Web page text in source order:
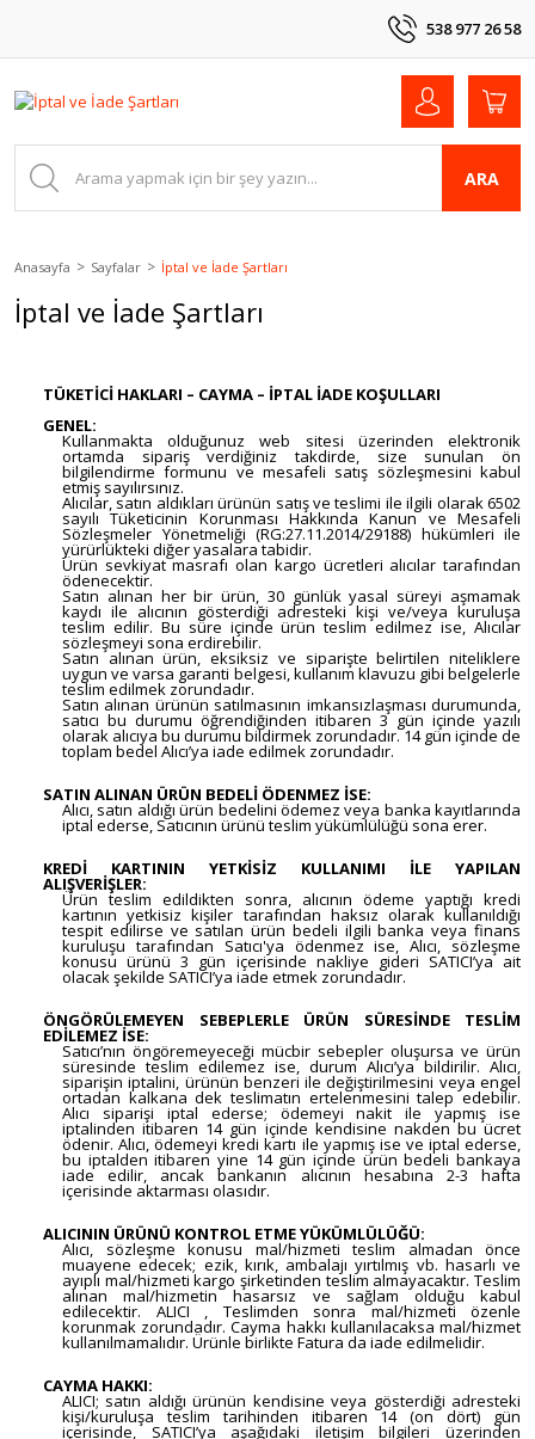
538 977 26 58
ARA
Anasayfa Sayfalar İptal ve İade Şartları
İptal ve İade Şartları
TÜKETİCİ HAKLARI – CAYMA – İPTAL İADE KOŞULLARI
GENEL:
Kullanmakta olduğunuz web sitesi üzerinden elektronik
ortamda sipariş verdiğiniz takdirde, size sunulan ön
bilgilendirme formunu ve mesafeli satış sözleşmesini kabul
etmiş sayılırsınız.
Alıcılar, satın aldıkları ürünün satış ve teslimi ile ilgili olarak 6502
sayılı Tüketicinin Korunması Hakkında Kanun ve Mesafeli
Sözleşmeler Yönetmeliği (RG:27.11.2014/29188) hükümleri ile
yürürlükteki diğer yasalara tabidir.
Ürün sevkiyat masrafı olan kargo ücretleri alıcılar tarafından
ödenecektir.
Satın alınan her bir ürün, 30 günlük yasal süreyi aşmamak
kaydı ile alıcının gösterdiği adresteki kişi ve/veya kuruluşa
teslim edilir. Bu süre içinde ürün teslim edilmez ise, Alıcılar
sözleşmeyi sona erdirebilir.
Satın alınan ürün, eksiksiz ve siparişte belirtilen niteliklere
uygun ve varsa garanti belgesi, kullanım klavuzu gibi belgelerle
teslim edilmek zorundadır.
Satın alınan ürünün satılmasının imkansızlaşması durumunda,
satıcı bu durumu öğrendiğinden itibaren 3 gün içinde yazılı
olarak alıcıya bu durumu bildirmek zorundadır. 14 gün içinde de
toplam bedel Alıcı’ya iade edilmek zorundadır.
SATIN ALINAN ÜRÜN BEDELİ ÖDENMEZ İSE:
Alıcı, satın aldığı ürün bedelini ödemez veya banka kayıtlarında
iptal ederse, Satıcının ürünü teslim yükümlülüğü sona erer.
KREDİ KARTININ YETKİSİZ KULLANIMI İLE YAPILAN
ALIŞVERİŞLER:
Ürün teslim edildikten sonra, alıcının ödeme yaptığı kredi
kartının yetkisiz kişiler tarafından haksız olarak kullanıldığı
tespit edilirse ve satılan ürün bedeli ilgili banka veya finans
kuruluşu tarafından Satıcı'ya ödenmez ise, Alıcı, sözleşme
konusu ürünü 3 gün içerisinde nakliye gideri SATICI’ya ait
olacak şekilde SATICI’ya iade etmek zorundadır.
ÖNGÖRÜLEMEYEN SEBEPLERLE ÜRÜN SÜRESİNDE TESLİM
EDİLEMEZ İSE:
Satıcı’nın öngöremeyeceği mücbir sebepler oluşursa ve ürün
süresinde teslim edilemez ise, durum Alıcı’ya bildirilir. Alıcı,
siparişin iptalini, ürünün benzeri ile değiştirilmesini veya engel
ortadan kalkana dek teslimatın ertelenmesini talep edebilir.
Alıcı siparişi iptal ederse; ödemeyi nakit ile yapmış ise
iptalinden itibaren 14 gün içinde kendisine nakden bu ücret
ödenir. Alıcı, ödemeyi kredi kartı ile yapmış ise ve iptal ederse,
bu iptalden itibaren yine 14 gün içinde ürün bedeli bankaya
iade edilir, ancak bankanın alıcının hesabına 2-3 hafta
içerisinde aktarması olasıdır.
ALICININ ÜRÜNÜ KONTROL ETME YÜKÜMLÜLÜĞÜ:
Alıcı, sözleşme konusu mal/hizmeti teslim almadan önce
muayene edecek; ezik, kırık, ambalajı yırtılmış vb. hasarlı ve
ayıplı mal/hizmeti kargo şirketinden teslim almayacaktır. Teslim
alınan mal/hizmetin hasarsız ve sağlam olduğu kabul
edilecektir. ALICI , Teslimden sonra mal/hizmeti özenle
korunmak zorundadır. Cayma hakkı kullanılacaksa mal/hizmet
kullanılmamalıdır. Ürünle birlikte Fatura da iade edilmelidir.
CAYMA HAKKI:
ALICI; satın aldığı ürünün kendisine veya gösterdiği adresteki
kişi/kuruluşa teslim tarihinden itibaren 14 (on dört) gün
içerisinde, SATICI’ya aşağıdaki iletişim bilgileri üzerinden